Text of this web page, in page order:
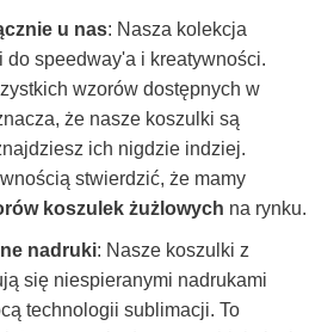
u nas: Nasza kolekcja
do speedway'a i kreatywności.
wzorów dostępnych w
że nasze koszulki są
ich nigdzie indziej.
stwierdzić, że mamy
koszulek żużlowych na rynku.
nadruki: Nasze koszulki z
się niespieranymi nadrukami
technologii sublimacji. To